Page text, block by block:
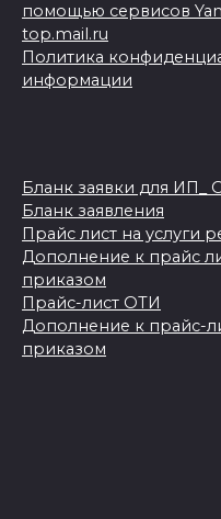
помощью сервисов
top.mail.ru
Политика
информации
Бланк заявки для ИП_
Бланк заявления
Прайс лист на услуги
Дополнение к прайс
приказом
Прайс-лист ОТИ
Дополнение к прайс-
приказом